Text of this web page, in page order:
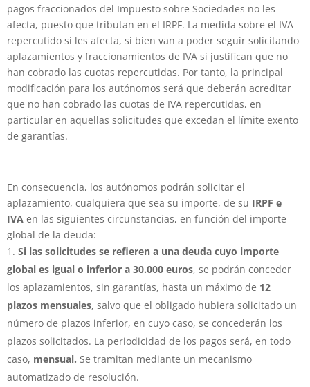
pagos fraccionados del Impuesto sobre Sociedades no les
afecta, puesto que tributan en el IRPF. La medida sobre el IVA
repercutido sí les afecta, si bien van a poder seguir solicitando
aplazamientos y fraccionamientos de IVA si justifican que no
han cobrado las cuotas repercutidas. Por tanto, la principal
modificación para los autónomos será que deberán acreditar
que no han cobrado las cuotas de IVA repercutidas, en
particular en aquellas solicitudes que excedan el límite exento
de garantías.
En consecuencia, los autónomos podrán solicitar el
aplazamiento, cualquiera que sea su importe, de su IRPF e
IVA en las siguientes circunstancias, en función del importe
global de la deuda:
Si las solicitudes se refieren a una deuda cuyo importe
global es igual o inferior a 30.000 euros, se podrán conceder
los aplazamientos, sin garantías, hasta un máximo de 12
plazos mensuales, salvo que el obligado hubiera solicitado un
número de plazos inferior, en cuyo caso, se concederán los
plazos solicitados. La periodicidad de los pagos será, en todo
caso, mensual. Se tramitan mediante un mecanismo
automatizado de resolución.